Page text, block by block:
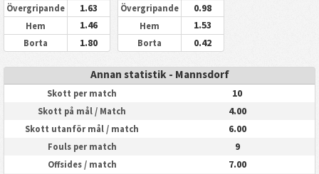
Övergripande 1.63
Hem 1.46
Borta 1.80
Övergripande 0.98
Hem 1.53
Borta 0.42
Annan statistik - Mannsdorf
Skott per match 10
Skott på mål / Match 4.00
Skott utanför mål / match 6.00
Fouls per match 9
Offsides / match 7.00